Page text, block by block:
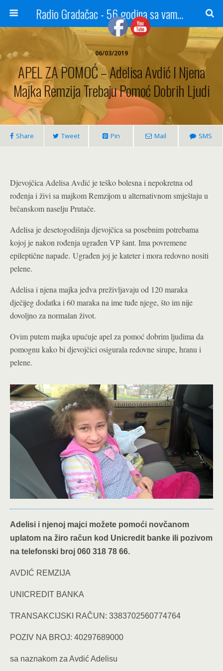
Radio Gradačac - 56 godina sa vama...
06/03/2019
APEL ZA POMOĆ – Adelisa Avdić I Njena
Majka Remzija Trebaju Pomoć Dobrih Ljudi
Share Tweet Pin Mail SMS
Djevojčica Adelisa Avdić je teško bolesna i nepokretna od
rođenja i živi sa majkom Remzijom u alternativnom smještaju u
brčanskom naselju Prutače.
Adelisa je desetogodišnja djevojčica sa posebnim potrebama
kojoj je nakon rođenja ugrađen VP šant. Ima povremene
epileptične napade. Ugrađen joj je kateter i mora redovno nositi
pelene.
Adelisa i njena majka jedva preživljavaju od 120 maraka
dječijeg dodatka i 60 maraka na ime tuđe njege, što im nije
dovoljno za normalan život.
Ovim putem majka upućuje apel za pomoć dobrim ljudima da
pomognu kako bi djevojčici osigurala redovne sirupe, hranu i
pelene.
Adelisi i njenoj majci možete pomoći novčanom
uplatom na žiro račun kod Unicredit banke ili pozivom
na telefonski broj 060 318 78 66.
AVDIĆ REMZIJA
UNICREDIT BANKA
TRANSAKCIJSKI RAČUN: 3383702560774764
POZIV NA BROJ: 40297689000
sa naznakom za Avdić Adelisu